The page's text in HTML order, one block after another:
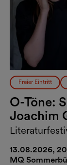
Freier Eintritt
O-Töne:
Joachim
13.08.2026,
MQ